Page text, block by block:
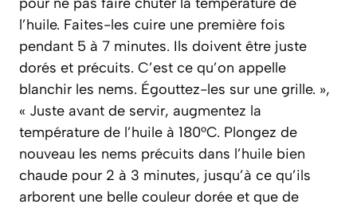
l’huile. Faites-les cuire une première fois
pendant 5 à 7 minutes. Ils doivent être juste
dorés et précuits. C’est ce qu’on appelle
blanchir les nems. Égouttez-les sur une grille. »,
« Juste avant de servir, augmentez la
température de l’huile à 180°C. Plongez de
nouveau les nems précuits dans l’huile bien
chaude pour 2 à 3 minutes, jusqu’à ce qu’ils
arborent une belle couleur dorée et que de